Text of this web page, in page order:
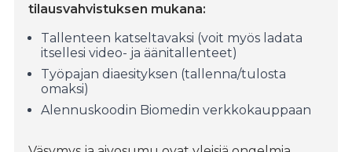
tilausvahvistuksen mukana:
Tallenteen katseltavaksi (voit myös ladata
itsellesi video- ja äänitallenteet)
Työpajan diaesityksen (tallenna/tulosta
omaksi)
Alennuskoodin Biomedin verkkokauppaan